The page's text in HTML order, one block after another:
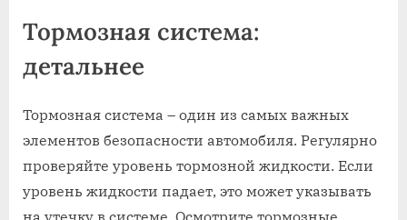
Тормозная система:
детальнее
Тормозная система – один из самых важных
элементов безопасности автомобиля. Регулярно
проверяйте уровень тормозной жидкости. Если
уровень жидкости падает, это может указывать